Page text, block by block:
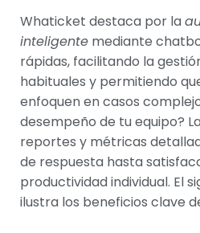
Whaticket destaca por la
inteligente mediante
rápidas, facilitando la
habituales y permitiendo
enfoquen en casos
desempeño de tu equipo?
reportes y métricas
de respuesta hasta
productividad individual. El
ilustra los beneficios clave